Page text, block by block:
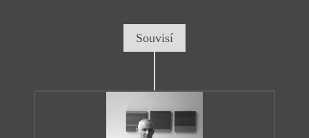
Souvisí